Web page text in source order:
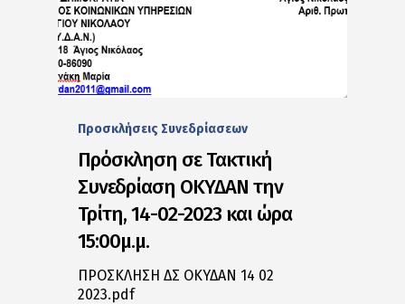
Προσκλήσεις Συνεδρίασεων
Πρόσκληση σε Τακτική
Συνεδρίαση ΟΚΥΔΑΝ την
Τρίτη, 14-02-2023 και ώρα
15:00μ.μ.
ΠΡΟΣΚΛΗΣΗ ΔΣ ΟΚΥΔΑΝ 14 02
2023.pdf